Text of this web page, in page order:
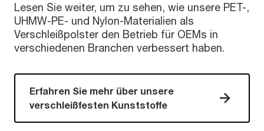
Lesen Sie weiter, um zu sehen, wie unsere PET-,
UHMW-PE- und Nylon-Materialien als
Verschleißpolster den Betrieb für OEMs in
verschiedenen Branchen verbessert haben.
Erfahren Sie mehr über unsere
verschleißfesten Kunststoffe